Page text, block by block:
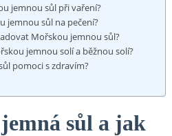
jemnou sůl při vaření?
jemnou sůl na pečení?
Mořskou jemnou sůl?
jemnou solí a běžnou solí?
pomoci s zdravím?
sůl a jak